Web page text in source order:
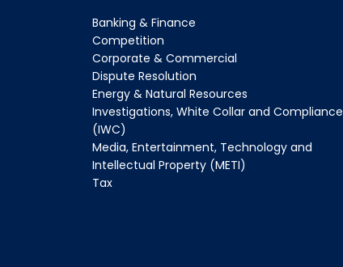
Banking & Finance
Competition
Corporate & Commercial
Dispute Resolution
Energy & Natural Resources
Investigations, White Collar and Compliance
(IWC)
Media, Entertainment, Technology and
Intellectual Property (METI)
Tax